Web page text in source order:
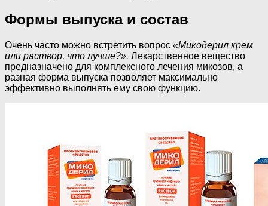
Формы выпуска и состав
Очень часто можно встретить вопрос «Микодерил крем
или раствор, что лучше?». Лекарственное вещество
предназначено для комплексного лечения микозов, а
разная форма выпуска позволяет максимально
эффективно выполнять ему свою функцию.